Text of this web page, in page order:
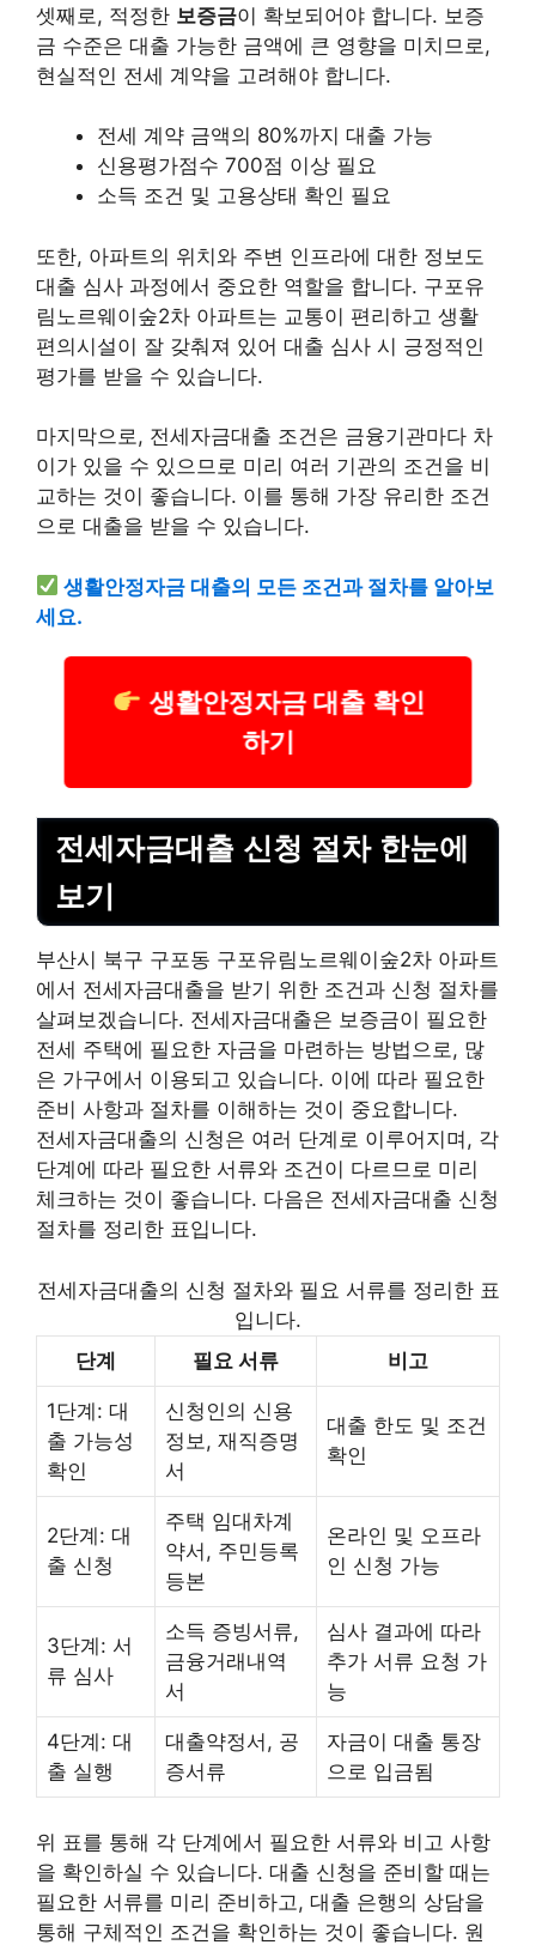
셋째로, 적정한 보증금이 확보되어야 합니다. 보증
금 수준은 대출 가능한 금액에 큰 영향을 미치므로,
현실적인 전세 계약을 고려해야 합니다.
전세 계약 금액의 80%까지 대출 가능
신용평가점수 700점 이상 필요
소득 조건 및 고용상태 확인 필요
또한, 아파트의 위치와 주변 인프라에 대한 정보도
대출 심사 과정에서 중요한 역할을 합니다. 구포유
림노르웨이숲2차 아파트는 교통이 편리하고 생활
편의시설이 잘 갖춰져 있어 대출 심사 시 긍정적인
평가를 받을 수 있습니다.
마지막으로, 전세자금대출 조건은 금융기관마다 차
이가 있을 수 있으므로 미리 여러 기관의 조건을 비
교하는 것이 좋습니다. 이를 통해 가장 유리한 조건
으로 대출을 받을 수 있습니다.
생활안정자금 대출의 모든 조건과 절차를 알아보
세요.
생활안정자금 대출 확인
하기
전세자금대출 신청 절차 한눈에
보기
부산시 북구 구포동 구포유림노르웨이숲2차 아파트
에서 전세자금대출을 받기 위한 조건과 신청 절차를
살펴보겠습니다. 전세자금대출은 보증금이 필요한
전세 주택에 필요한 자금을 마련하는 방법으로, 많
은 가구에서 이용되고 있습니다. 이에 따라 필요한
준비 사항과 절차를 이해하는 것이 중요합니다.
전세자금대출의 신청은 여러 단계로 이루어지며, 각
단계에 따라 필요한 서류와 조건이 다르므로 미리
체크하는 것이 좋습니다. 다음은 전세자금대출 신청
절차를 정리한 표입니다.
전세자금대출의 신청 절차와 필요 서류를 정리한 표
입니다.
단계
필요 서류 비고
1단계: 대
출 가능성
확인
신청인의 신용
정보, 재직증명
서
대출 한도 및 조건
확인
2단계: 대
출 신청
주택 임대차계
약서, 주민등록
등본
온라인 및 오프라
인 신청 가능
3단계: 서
류 심사
소득 증빙서류,
금융거래내역
서
심사 결과에 따라
추가 서류 요청 가
능
4단계: 대
출 실행
대출약정서, 공
증서류
자금이 대출 통장
으로 입금됨
위 표를 통해 각 단계에서 필요한 서류와 비고 사항
을 확인하실 수 있습니다. 대출 신청을 준비할 때는
필요한 서류를 미리 준비하고, 대출 은행의 상담을
통해 구체적인 조건을 확인하는 것이 좋습니다. 원